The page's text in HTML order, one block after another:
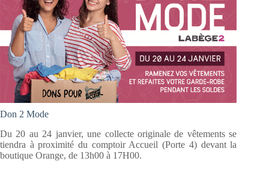
Don 2 Mode
Du 20 au 24 janvier, une collecte originale de vêtements se
tiendra à proximité du comptoir Accueil (Porte 4) devant la
boutique Orange, de 13h00 à 17H00.